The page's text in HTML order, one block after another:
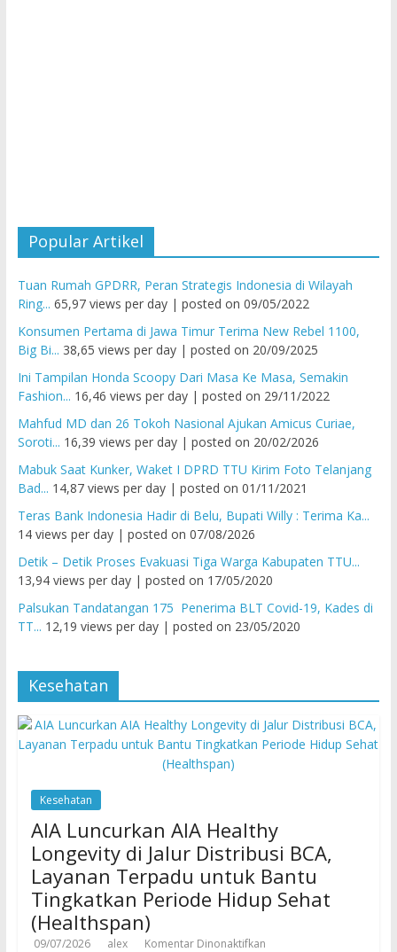
Popular Artikel
Tuan Rumah GPDRR, Peran Strategis Indonesia di Wilayah
Ring... 65,97 views per day| posted on 09/05/2022
Konsumen Pertama di Jawa Timur Terima New Rebel 1100,
Big Bi... 38,65 views per day| posted on 20/09/2025
Ini Tampilan Honda Scoopy Dari Masa Ke Masa, Semakin
Fashion... 16,46 views per day| posted on 29/11/2022
Mahfud MD dan 26 Tokoh Nasional Ajukan Amicus Curiae,
Soroti... 16,39 views per day| posted on 20/02/2026
Mabuk Saat Kunker, Waket I DPRD TTU Kirim Foto Telanjang
Bad... 14,87 views per day| posted on 01/11/2021
Teras Bank Indonesia Hadir di Belu, Bupati Willy : Terima Ka...
14 views per day| posted on 07/08/2026
Detik – Detik Proses Evakuasi Tiga Warga Kabupaten TTU...
13,94 views per day| posted on 17/05/2020
Palsukan Tandatangan 175 Penerima BLT Covid-19, Kades di
TT... 12,19 views per day| posted on 23/05/2020
Kesehatan
Kesehatan
AIA Luncurkan AIA Healthy
Longevity di Jalur Distribusi BCA,
Layanan Terpadu untuk Bantu
Tingkatkan Periode Hidup Sehat
(Healthspan)
09/07/2026 alex Komentar Dinonaktifkan